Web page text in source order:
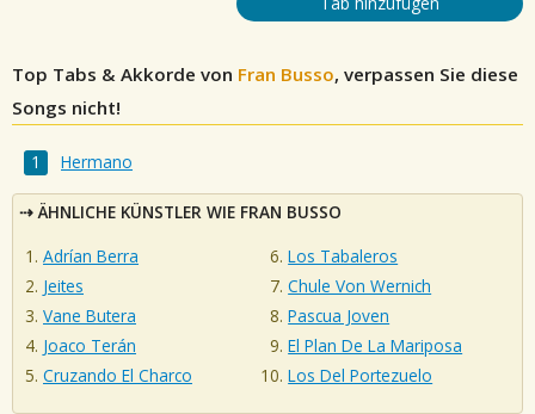
Top Tabs & Akkorde von Fran Busso, verpassen Sie diese
Songs nicht!
Hermano
ÄHNLICHE KÜNSTLER WIE FRAN BUSSO
Adrían Berra
Jeites
Vane Butera
Joaco Terán
Cruzando El Charco
Los Tabaleros
Chule Von Wernich
Pascua Joven
El Plan De La Mariposa
Los Del Portezuelo